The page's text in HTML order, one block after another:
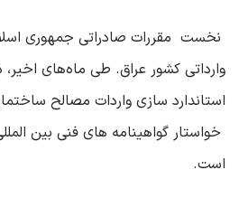
نخست مقررات صادراتی جمهوری
وارداتی کشور عراق. طی ماه‌های
استاندارد سازی واردات مصالح
خواستار گواهینامه ‌های فنی بین
است.